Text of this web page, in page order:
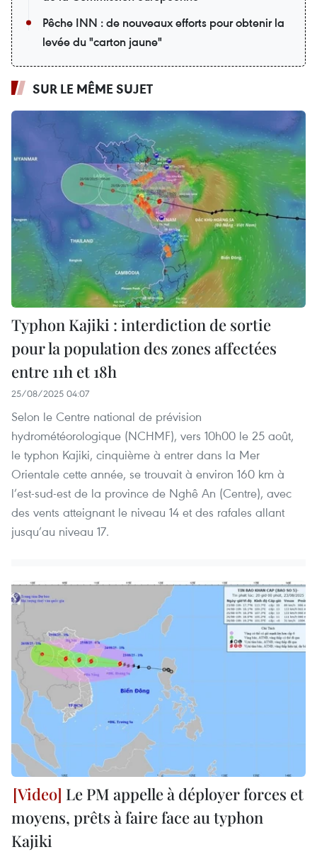
Pêche INN : de nouveaux efforts pour obtenir la
levée du "carton jaune"
SUR LE MÊME SUJET
Typhon Kajiki : interdiction de sortie
pour la population des zones affectées
entre 11h et 18h
25/08/2025 04:07
Selon le Centre national de prévision
hydrométéorologique (NCHMF), vers 10h00 le 25 août,
le typhon Kajiki, cinquième à entrer dans la Mer
Orientale cette année, se trouvait à environ 160 km à
l’est-sud-est de la province de Nghê An (Centre), avec
des vents atteignant le niveau 14 et des rafales allant
jusqu’au niveau 17.
Le PM appelle à déployer forces et
moyens, prêts à faire face au typhon
Kajiki